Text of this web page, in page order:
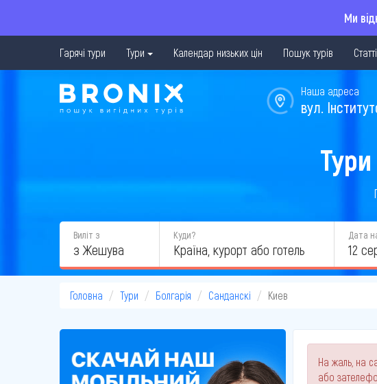
Ми
Гарячі тури Тури Календар низьких цін Пошук турів Статті
Наша адреса
вул.
Виліт з
з Жешува
Куди? Дата
12
Головна Тури Болгарія Санданскі Киев
На жаль, на
або